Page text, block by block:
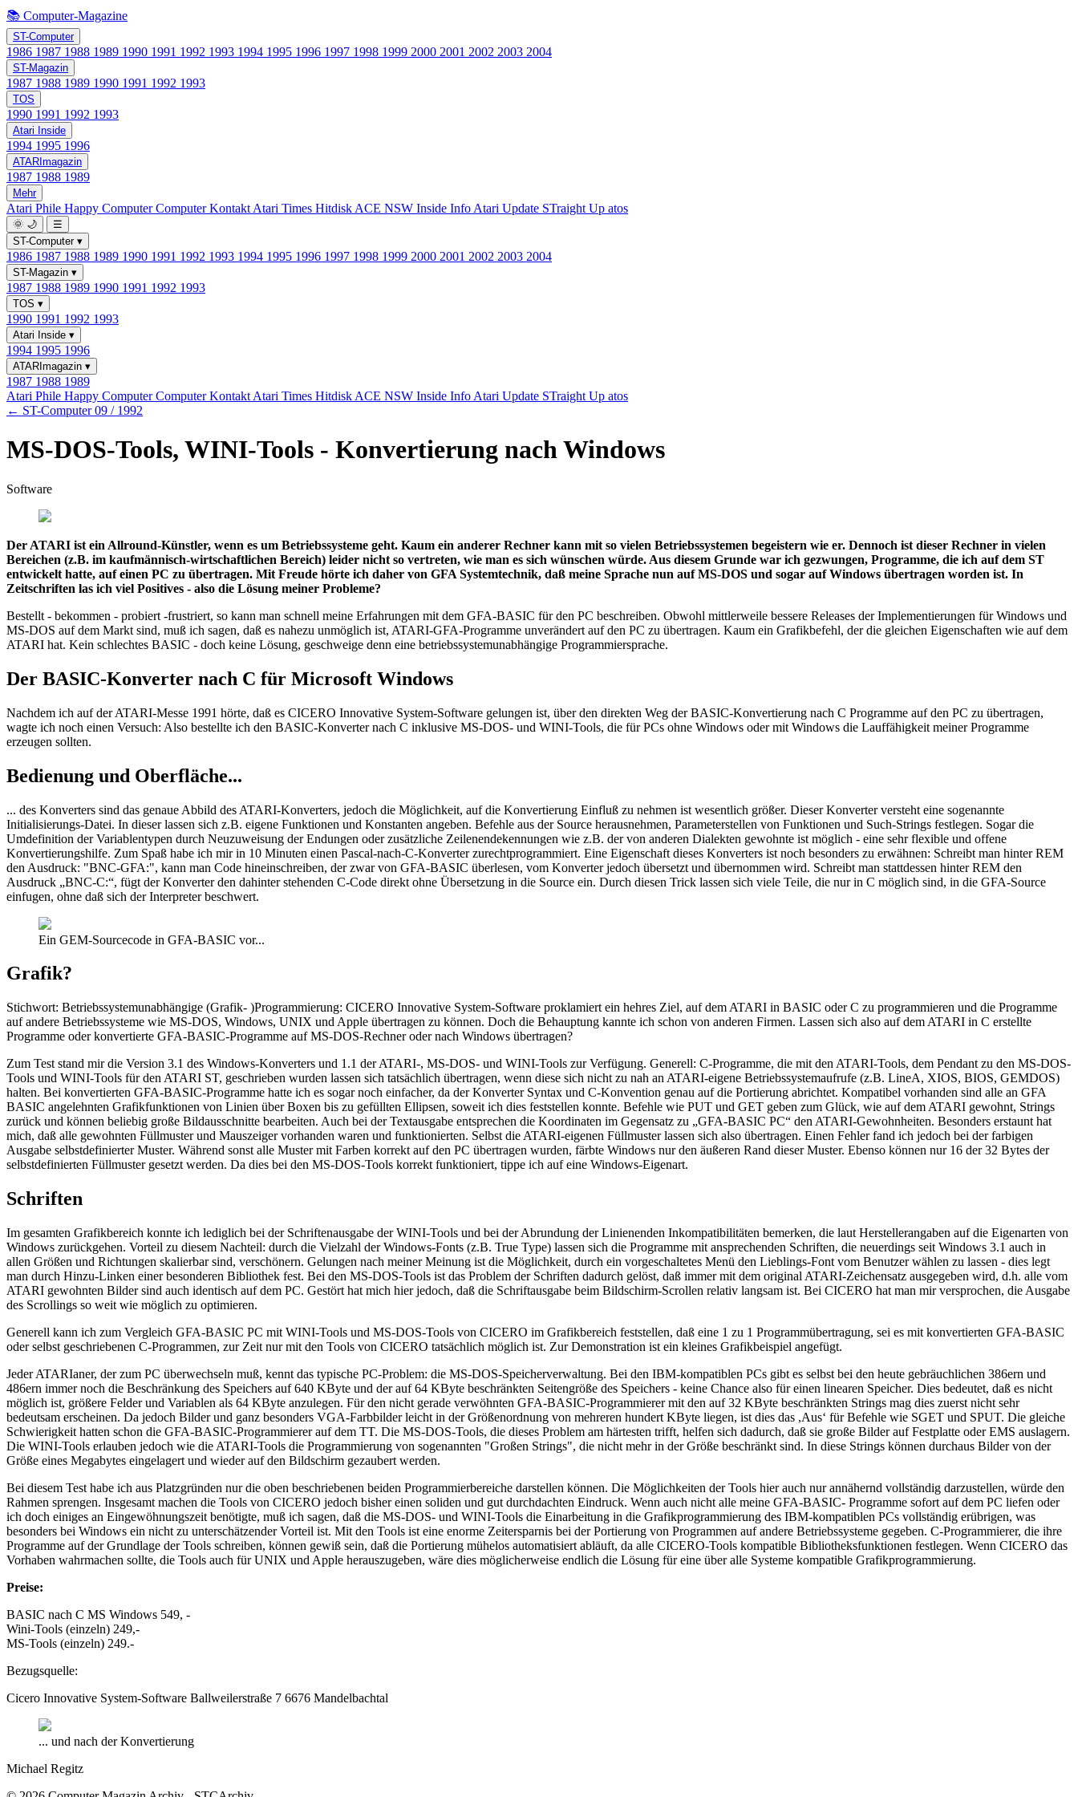
📚 Computer-Magazine
ST-Computer
1986 1987 1988 1989 1990 1991 1992 1993 1994 1995 1996 1997 1998 1999 2000 2001 2002 2003 2004
ST-Magazin
1987 1988 1989 1990 1991 1992 1993
TOS
1990 1991 1992 1993
Atari Inside
1994 1995 1996
ATARImagazin
1987 1988 1989
Mehr
Atari Phile Happy ComputerComputer Kontakt Atari Times Hitdisk ACE NSW Inside Info Atari Update STraight Up atos
🌞 🌙
☰
ST-Computer ▾
1986 1987 1988 1989 1990 1991 1992 1993 1994 1995 1996 1997 1998 1999 2000 2001 2002 2003 2004
ST-Magazin ▾
1987 1988 1989 1990 1991 1992 1993
TOS ▾
1990 1991 1992 1993
Atari Inside ▾
1994 1995 1996
ATARImagazin ▾
1987 1988 1989
Atari Phile Happy ComputerComputer Kontakt Atari Times Hitdisk ACE NSW Inside Info Atari Update STraight Up atos
← ST-Computer 09 / 1992
MS-DOS-Tools, WINI-Tools - Konvertierung nach Windows
Software
Der ATARI ist ein Allround-Künstler, wenn es um Betriebssysteme geht. Kaum ein anderer Rechner kann mit so vielen Betriebssystemen begeistern wie er. Dennoch ist dieser Rechner in vielen
Bereichen (z.B. im kaufmännisch-wirtschaftlichen Bereich) leider nicht so vertreten, wie man es sich wünschen würde. Aus diesem Grunde war ich gezwungen, Programme, die ich auf dem ST
entwickelt hatte, auf einen PC zu übertragen. Mit Freude hörte ich daher von GFA Systemtechnik, daß meine Sprache nun auf MS-DOS und sogar auf Windows übertragen worden ist. In
Zeitschriften las ich viel Positives - also die Lösung meiner Probleme?
Bestellt - bekommen - probiert -frustriert, so kann man schnell meine Erfahrungen mit dem GFA-BASIC für den PC beschreiben. Obwohl mittlerweile bessere Releases der Implementierungen für Windows und
MS-DOS auf dem Markt sind, muß ich sagen, daß es nahezu unmöglich ist, ATARI-GFA-Programme unverändert auf den PC zu übertragen. Kaum ein Grafikbefehl, der die gleichen Eigenschaften wie auf dem
ATARI hat. Kein schlechtes BASIC - doch keine Lösung, geschweige denn eine betriebssystemunabhängige Programmiersprache.
Der BASIC-Konverter nach C für Microsoft Windows
Nachdem ich auf der ATARI-Messe 1991 hörte, daß es CICERO Innovative System-Software gelungen ist, über den direkten Weg der BASIC-Konvertierung nach C Programme auf den PC zu übertragen,
wagte ich noch einen Versuch: Also bestellte ich den BASIC-Konverter nach C inklusive MS-DOS- und WINI-Tools, die für PCs ohne Windows oder mit Windows die Lauffähigkeit meiner Programme
erzeugen sollten.
Bedienung und Oberfläche...
... des Konverters sind das genaue Abbild des ATARI-Konverters, jedoch die Möglichkeit, auf die Konvertierung Einfluß zu nehmen ist wesentlich größer. Dieser Konverter versteht eine sogenannte
Initialisierungs-Datei. In dieser lassen sich z.B. eigene Funktionen und Konstanten angeben. Befehle aus der Source herausnehmen, Parameterstellen von Funktionen und Such-Strings festlegen. Sogar die
Umdefinition der Variablentypen durch Neuzuweisung der Endungen oder zusätzliche Zeilenendekennungen wie z.B. der von anderen Dialekten gewohnte ist möglich - eine sehr flexible und offene
Konvertierungshilfe. Zum Spaß habe ich mir in 10 Minuten einen Pascal-nach-C-Konverter zurechtprogrammiert. Eine Eigenschaft dieses Konverters ist noch besonders zu erwähnen: Schreibt man hinter REM
den Ausdruck: "BNC-GFA:", kann man Code hineinschreiben, der zwar von GFA-BASIC überlesen, vom Konverter jedoch übersetzt und übernommen wird. Schreibt man stattdessen hinter REM den
Ausdruck „BNC-C:“, fügt der Konverter den dahinter stehenden C-Code direkt ohne Übersetzung in die Source ein. Durch diesen Trick lassen sich viele Teile, die nur in C möglich sind, in die GFA-Source
einfugen, ohne daß sich der Interpreter beschwert.
Ein GEM-Sourcecode in GFA-BASIC vor...
Grafik?
Stichwort: Betriebssystemunabhängige (Grafik- )Programmierung: CICERO Innovative System-Software proklamiert ein hehres Ziel, auf dem ATARI in BASIC oder C zu programmieren und die Programme
auf andere Betriebssysteme wie MS-DOS, Windows, UNIX und Apple übertragen zu können. Doch die Behauptung kannte ich schon von anderen Firmen. Lassen sich also auf dem ATARI in C erstellte
Programme oder konvertierte GFA-BASIC-Programme auf MS-DOS-Rechner oder nach Windows übertragen?
Zum Test stand mir die Version 3.1 des Windows-Konverters und 1.1 der ATARI-, MS-DOS- und WINI-Tools zur Verfügung. Generell: C-Programme, die mit den ATARI-Tools, dem Pendant zu den MS-DOS-
Tools und WINI-Tools für den ATARI ST, geschrieben wurden lassen sich tatsächlich übertragen, wenn diese sich nicht zu nah an ATARI-eigene Betriebssystemaufrufe (z.B. LineA, XIOS, BIOS, GEMDOS)
halten. Bei konvertierten GFA-BASIC-Programme hatte ich es sogar noch einfacher, da der Konverter Syntax und C-Konvention genau auf die Portierung abrichtet. Kompatibel vorhanden sind alle an GFA
BASIC angelehnten Grafikfunktionen von Linien über Boxen bis zu gefüllten Ellipsen, soweit ich dies feststellen konnte. Befehle wie PUT und GET geben zum Glück, wie auf dem ATARI gewohnt, Strings
zurück und können beliebig große Bildausschnitte bearbeiten. Auch bei der Textausgabe entsprechen die Koordinaten im Gegensatz zu „GFA-BASIC PC“ den ATARI-Gewohnheiten. Besonders erstaunt hat
mich, daß alle gewohnten Füllmuster und Mauszeiger vorhanden waren und funktionierten. Selbst die ATARI-eigenen Füllmuster lassen sich also übertragen. Einen Fehler fand ich jedoch bei der farbigen
Ausgabe selbstdefinierter Muster. Während sonst alle Muster mit Farben korrekt auf den PC übertragen wurden, färbte Windows nur den äußeren Rand dieser Muster. Ebenso können nur 16 der 32 Bytes der
selbstdefinierten Füllmuster gesetzt werden. Da dies bei den MS-DOS-Tools korrekt funktioniert, tippe ich auf eine Windows-Eigenart.
Schriften
Im gesamten Grafikbereich konnte ich lediglich bei der Schriftenausgabe der WINI-Tools und bei der Abrundung der Linienenden Inkompatibilitäten bemerken, die laut Herstellerangaben auf die Eigenarten von
Windows zurückgehen. Vorteil zu diesem Nachteil: durch die Vielzahl der Windows-Fonts (z.B. True Type) lassen sich die Programme mit ansprechenden Schriften, die neuerdings seit Windows 3.1 auch in
allen Größen und Richtungen skalierbar sind, verschönern. Gelungen nach meiner Meinung ist die Möglichkeit, durch ein vorgeschaltetes Menü den Lieblings-Font vom Benutzer wählen zu lassen - dies legt
man durch Hinzu-Linken einer besonderen Bibliothek fest. Bei den MS-DOS-Tools ist das Problem der Schriften dadurch gelöst, daß immer mit dem original ATARI-Zeichensatz ausgegeben wird, d.h. alle vom
ATARI gewohnten Bilder sind auch identisch auf dem PC. Gestört hat mich hier jedoch, daß die Schriftausgabe beim Bildschirm-Scrollen relativ langsam ist. Bei CICERO hat man mir versprochen, die Ausgabe
des Scrollings so weit wie möglich zu optimieren.
Generell kann ich zum Vergleich GFA-BASIC PC mit WINI-Tools und MS-DOS-Tools von CICERO im Grafikbereich feststellen, daß eine 1 zu 1 Programmübertragung, sei es mit konvertierten GFA-BASIC
oder selbst geschriebenen C-Programmen, zur Zeit nur mit den Tools von CICERO tatsächlich möglich ist. Zur Demonstration ist ein kleines Grafikbeispiel angefügt.
Jeder ATARIaner, der zum PC überwechseln muß, kennt das typische PC-Problem: die MS-DOS-Speicherverwaltung. Bei den IBM-kompatiblen PCs gibt es selbst bei den heute gebräuchlichen 386ern und
486ern immer noch die Beschränkung des Speichers auf 640 KByte und der auf 64 KByte beschränkten Seitengröße des Speichers - keine Chance also für einen linearen Speicher. Dies bedeutet, daß es nicht
möglich ist, größere Felder und Variablen als 64 KByte anzulegen. Für den nicht gerade verwöhnten GFA-BASIC-Programmierer mit den auf 32 KByte beschränkten Strings mag dies zuerst nicht sehr
bedeutsam erscheinen. Da jedoch Bilder und ganz besonders VGA-Farbbilder leicht in der Größenordnung von mehreren hundert KByte liegen, ist dies das ,Aus‘ für Befehle wie SGET und SPUT. Die gleiche
Schwierigkeit hatten schon die GFA-BASIC-Programmierer auf dem TT. Die MS-DOS-Tools, die dieses Problem am härtesten trifft, helfen sich dadurch, daß sie große Bilder auf Festplatte oder EMS auslagern.
Die WINI-Tools erlauben jedoch wie die ATARI-Tools die Programmierung von sogenannten "Großen Strings", die nicht mehr in der Größe beschränkt sind. In diese Strings können durchaus Bilder von der
Größe eines Megabytes eingelagert und wieder auf den Bildschirm gezaubert werden.
Bei diesem Test habe ich aus Platzgründen nur die oben beschriebenen beiden Programmierbereiche darstellen können. Die Möglichkeiten der Tools hier auch nur annähernd vollständig darzustellen, würde den
Rahmen sprengen. Insgesamt machen die Tools von CICERO jedoch bisher einen soliden und gut durchdachten Eindruck. Wenn auch nicht alle meine GFA-BASIC- Programme sofort auf dem PC liefen oder
ich doch einiges an Eingewöhnungszeit benötigte, muß ich sagen, daß die MS-DOS- und WINI-Tools die Einarbeitung in die Grafikprogrammierung des IBM-kompatiblen PCs vollständig erübrigen, was
besonders bei Windows ein nicht zu unterschätzender Vorteil ist. Mit den Tools ist eine enorme Zeitersparnis bei der Portierung von Programmen auf andere Betriebssysteme gegeben. C-Programmierer, die ihre
Programme auf der Grundlage der Tools schreiben, können gewiß sein, daß die Portierung mühelos automatisiert abläuft, da alle CICERO-Tools kompatible Bibliotheksfunktionen festlegen. Wenn CICERO das
Vorhaben wahrmachen sollte, die Tools auch für UNIX und Apple herauszugeben, wäre dies möglicherweise endlich die Lösung für eine über alle Systeme kompatible Grafikprogrammierung.
Preise:
BASIC nach C MS Windows 549, -
Wini-Tools (einzeln) 249,-
MS-Tools (einzeln) 249.-
Bezugsquelle:
Cicero Innovative System-Software Ballweilerstraße 7 6676 Mandelbachtal
... und nach der Konvertierung
Michael Regitz